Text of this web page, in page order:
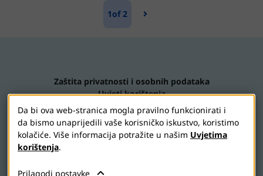
1of 2
Zaštita privatnosti i osobnih podataka
Uvjeti korištenja
Izjava o pristupačnosti
Kontaktirajte nas
Postavke kolačića
Da bi ova web-stranica mogla pravilno funkcionirati i
da bismo unaprijedili vaše korisničko iskustvo, koristimo
kolačiće. Više informacija potražite u našim Uvjetima
korištenja.
Prilagodi postavke